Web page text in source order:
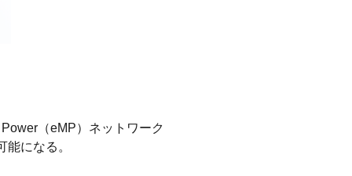
（eMP）ネットワーク
になる。